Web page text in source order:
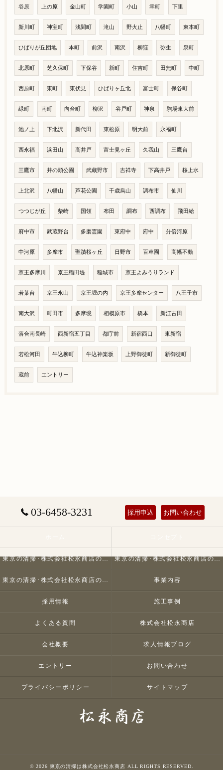
谷原 上の原 金山町 学園町 小山 幸町 下里
新川町 神宝町 浅間町 滝山 野火止 八幡町 東本町
ひばりが丘団地 本町 前沢 南沢 柳窪 弥生 泉町
北原町 芝久保町 下保谷 新町 住吉町 田無町 中町
西原町 東町 東伏見 ひばりヶ丘北 富士町 保谷町
緑町 南町 向台町 柳沢 谷戸町 神泉 駒場東大前
池ノ上 下北沢 新代田 東松原 明大前 永福町
西永福 浜田山 高井戸 富士見ヶ丘 久我山 三鷹台
三鷹市 井の頭公園 武蔵野市 吉祥寺 下高井戸 桜上水
上北沢 八幡山 芦花公園 千歳烏山 調布市 仙川
つつじが丘 柴崎 国領 布田 調布 西調布 飛田給
府中市 武蔵野台 多磨霊園 東府中 府中 分倍河原
中河原 多摩市 聖蹟桜ヶ丘 日野市 百草園 高幡不動
京王多摩川 京王稲田堤 稲城市 京王よみうりランド
若葉台 京王永山 京王堀の内 京王多摩センター 八王子市
南大沢 町田市 多摩境 相模原市 橋本 新江古田
落合南長崎 西新宿五丁目 都庁前 新宿西口 東新宿
若松河田 牛込柳町 牛込神楽坂 上野御徒町 新御徒町
蔵前 エントリー
03-6458-3231 採用申込 お問い合わせ
東京の清掃･株式会社松永商店の口コミ情報 東京の清掃･株式会社松永商店の評判
東京の清掃･株式会社松永商店のお客様の声 事業内容
採用情報 施工事例
よくある質問 株式会社松永商店
会社概要 求人情報ブログ
エントリー お問い合わせ
プライバシーポリシー サイトマップ
© 2026 東京の清掃は株式会社松永商店 ALL RIGHTS RESERVED.